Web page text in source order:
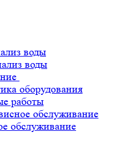
воды
воды
оборудования
работы
обслуживание
обслуживание